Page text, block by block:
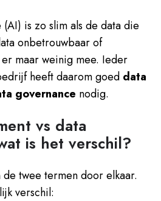
is zo slim als de data die
onbetrouwbaar of
maar weinig mee. Ieder
heeft daarom goed data
governance nodig.
vs data
is het verschil?
twee termen door elkaar.
verschil: